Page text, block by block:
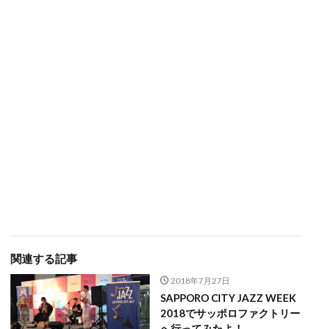
関連する記事
2018年7月27日
SAPPORO CITY JAZZ WEEK
2018でサッポロファクトリー